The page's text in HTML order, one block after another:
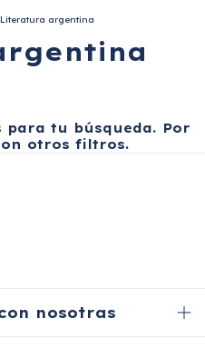
Literatura argentina
para tu búsqueda. Por
otros filtros.
nosotras